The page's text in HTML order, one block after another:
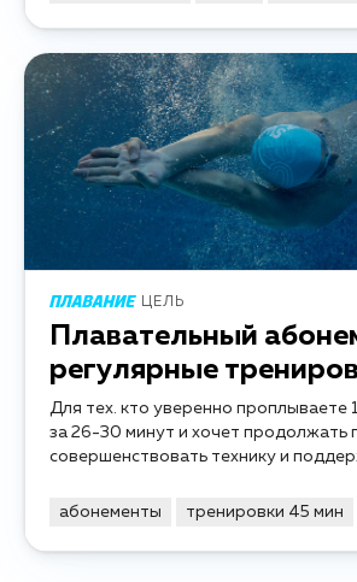
ЦЕЛЬ
Плавательный
регулярные
Для тех. кто уверенно проплываете
за 26-30 минут и хочет продолжать
совершенствовать технику и
абонементы тренировки 45 мин